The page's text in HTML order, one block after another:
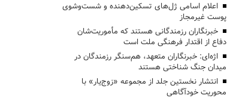
اعلام اسامی ژل‌های تسکین‌دهنده و شست‌وشوی
پوست غیرمجاز
خبرنگاران رزمندگانی هستند که مأموریت‌شان
دفاع از اقتدار فرهنگی ملت است
اژه‌ای: خبرنگاران متعهد، هم‌سنگر رزمندگان در
میدان جنگ شناختی هستند
انتشار نخستین جلد از مجموعه «زوج‌یار» با
محوریت خودآگاهی